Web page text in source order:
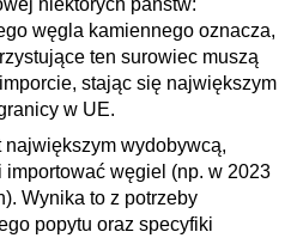
niektórych państw:
węgla kamiennego oznacza,
ten surowiec muszą
stając się największym
w UE.
największym wydobywcą,
importować węgiel (np. w 2023
Wynika to z potrzeby
popytu oraz specyfiki